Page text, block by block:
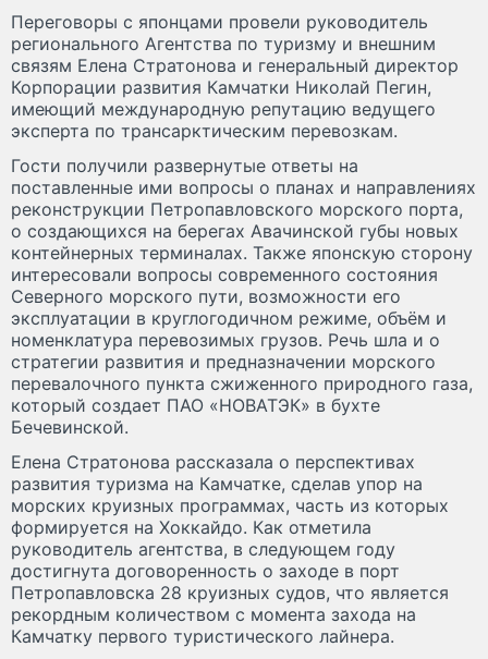
Переговоры с японцами провели руководитель
регионального Агентства по туризму и внешним
связям Елена Стратонова и генеральный директор
Корпорации развития Камчатки Николай Пегин,
имеющий международную репутацию ведущего
эксперта по трансарктическим перевозкам.
Гости получили развернутые ответы на
поставленные ими вопросы о планах и направлениях
реконструкции Петропавловского морского порта,
о создающихся на берегах Авачинской губы новых
контейнерных терминалах. Также японскую сторону
интересовали вопросы современного состояния
Северного морского пути, возможности его
эксплуатации в круглогодичном режиме, объём и
номенклатура перевозимых грузов. Речь шла и о
стратегии развития и предназначении морского
перевалочного пункта сжиженного природного газа,
который создает ПАО «НОВАТЭК» в бухте
Бечевинской.
Елена Стратонова рассказала о перспективах
развития туризма на Камчатке, сделав упор на
морских круизных программах, часть из которых
формируется на Хоккайдо. Как отметила
руководитель агентства, в следующем году
достигнута договоренность о заходе в порт
Петропавловска 28 круизных судов, что является
рекордным количеством с момента захода на
Камчатку первого туристического лайнера.